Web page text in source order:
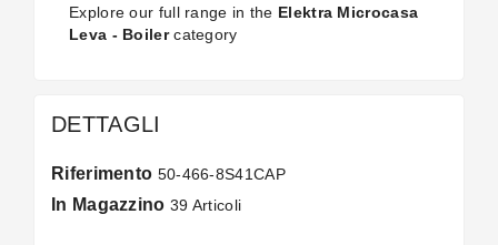
Explore our full range in the Elektra Microcasa
Leva - Boilercategory
DETTAGLI
Riferimento 50-466-8S41CAP
In Magazzino 39 Articoli